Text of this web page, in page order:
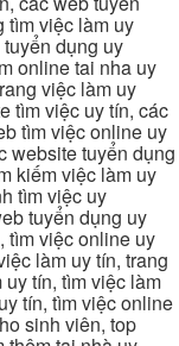
tìm việc làm uy
dụng uy
online tai nha uy
việc làm uy
tìm việc uy tín, các
tìm việc online uy
website tuyển dụng
kiếm việc làm uy
tìm việc uy
tuyển dụng uy
tìm việc online uy
làm uy tín, trang
tín, tìm việc làm
tín, tìm việc online
sinh viên, top